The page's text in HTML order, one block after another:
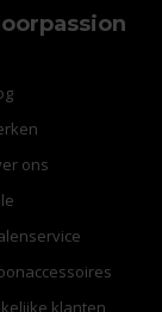
ons
klanten